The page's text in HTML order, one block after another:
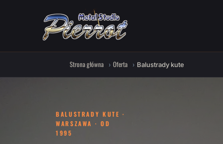
Strona główna Oferta Balustrady kute
BALUSTRADY KUTE ·
WARSZAWA · OD
1995